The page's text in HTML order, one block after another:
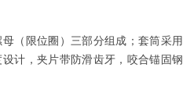
（限位圈）三部分组成；套筒采用
计，夹片带防滑齿牙，咬合锚固钢